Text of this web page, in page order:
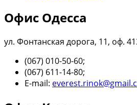
Офис Одесса
ул. Фонтанская дорога, 11, оф.
(067) 010-50-60;
(067) 611-14-80;
E-mail: